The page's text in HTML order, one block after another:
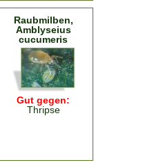
Raubmilben,
Amblyseius
cucumeris
Gut gegen:
Thripse